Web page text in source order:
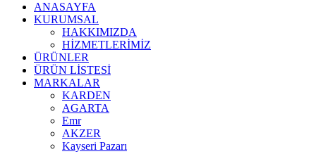
ANASAYFA
KURUMSAL
HAKKIMIZDA
HİZMETLERİMİZ
ÜRÜNLER
ÜRÜN LİSTESİ
MARKALAR
KARDEN
AGARTA
Emr
AKZER
Kayseri Pazarı